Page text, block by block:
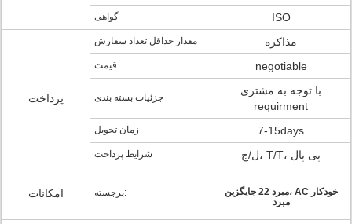
گواهی ISO
پرداخت
مقدار حداقل تعداد سفارش مذاکره
قیمت negotiable
جزئیات بسته بندی
با توجه به مشتری
requirment
زمان تحویل 7-15days
شرایط پرداخت ل/ج، T/T، پی پال
امکانات برجسته:
مبرد 22 جایگزین، AC خودکار
مبرد